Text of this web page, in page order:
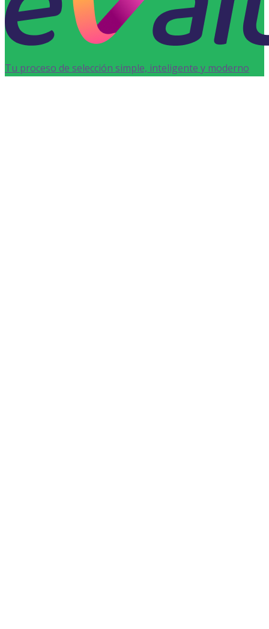
Tu proceso de selección simple, inteligente y moderno